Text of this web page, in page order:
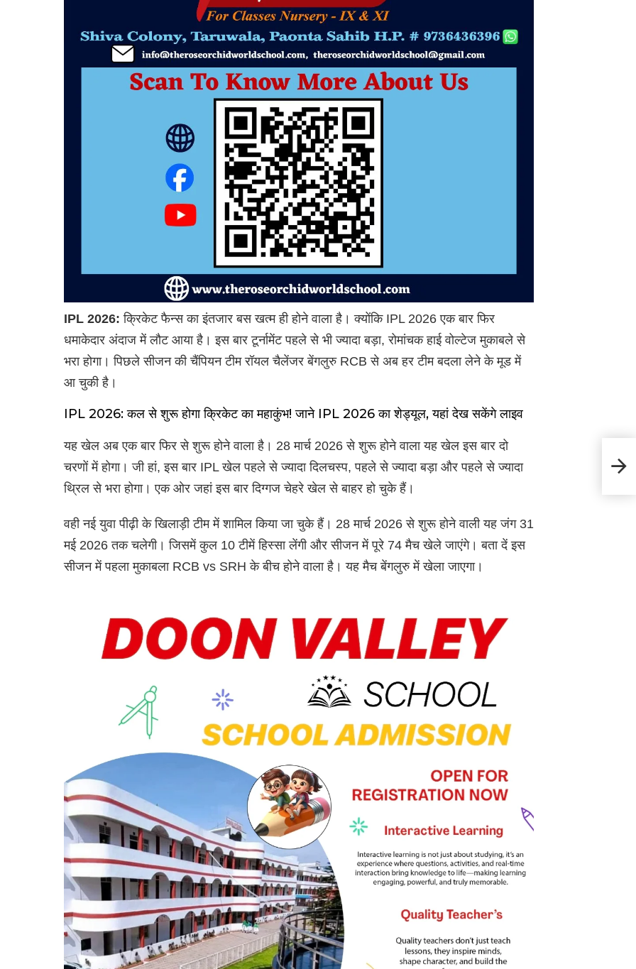
IPL 2026: क्रिकेट फैन्स का इंतजार बस खत्म ही होने वाला है। क्योंकि IPL 2026 एक बार फिर
धमाकेदार अंदाज में लौट आया है। इस बार टूर्नामेंट पहले से भी ज्यादा बड़ा, रोमांचक हाई वोल्टेज मुकाबले से
भरा होगा। पिछले सीजन की चैंपियन टीम रॉयल चैलेंजर बेंगलुरु RCB से अब हर टीम बदला लेने के मूड में
आ चुकी है।
IPL 2026: कल से शुरू होगा क्रिकेट का महाकुंभ! जाने IPL 2026 का शेड्यूल, यहां देख सकेंगे लाइव
यह खेल अब एक बार फिर से शुरू होने वाला है। 28 मार्च 2026 से शुरू होने वाला यह खेल इस बार दो
चरणों में होगा। जी हां, इस बार IPL खेल पहले से ज्यादा दिलचस्प, पहले से ज्यादा बड़ा और पहले से ज्यादा
थ्रिल से भरा होगा। एक ओर जहां इस बार दिग्गज चेहरे खेल से बाहर हो चुके हैं।
वही नई युवा पीढ़ी के खिलाड़ी टीम में शामिल किया जा चुके हैं। 28 मार्च 2026 से शुरू होने वाली यह जंग 31
मई 2026 तक चलेगी। जिसमें कुल 10 टीमें हिस्सा लेंगी और सीजन में पूरे 74 मैच खेले जाएंगे। बता दें इस
सीजन में पहला मुकाबला RCB vs SRH के बीच होने वाला है। यह मैच बेंगलुरु में खेला जाएगा।
शेयर
मार्च